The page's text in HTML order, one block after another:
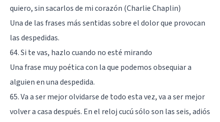
quiero, sin sacarlos de mi corazón (Charlie Chaplin)
Una de las frases más sentidas sobre el dolor que provocan
las despedidas.
64. Si te vas, hazlo cuando no esté mirando
Una frase muy poética con la que podemos obsequiar a
alguien en una despedida.
65. Va a ser mejor olvidarse de todo esta vez, va a ser mejor
volver a casa después. En el reloj cucú sólo son las seis, adiós